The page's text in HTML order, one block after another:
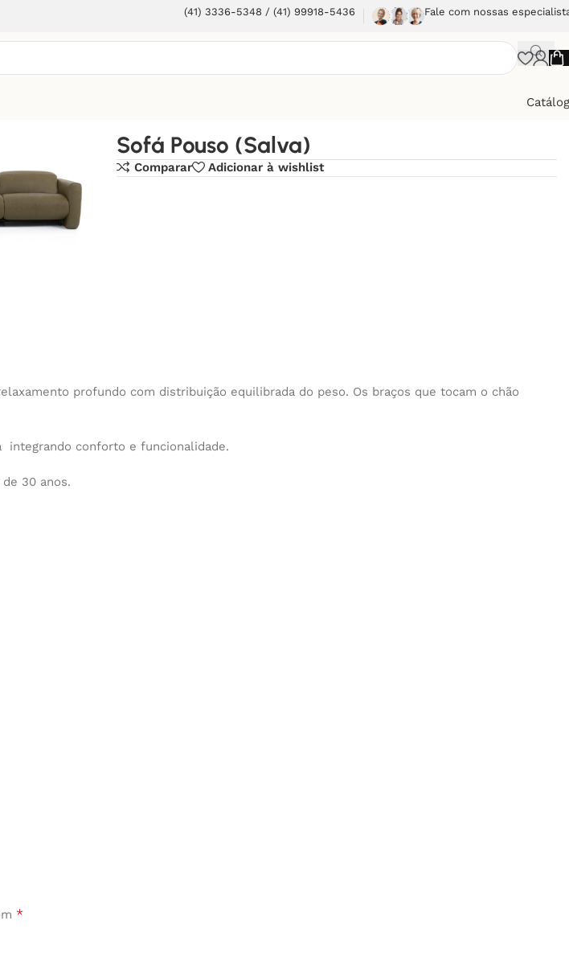
(41) 3336-5348 / (41) 99918-5436 Fale com nossas
Sofá Pouso (Salva)
Comparar Adicionar à wishlist
profundo com distribuição equilibrada do peso. Os braços que tocam o chão
integrando conforto e funcionalidade.
30 anos.
*